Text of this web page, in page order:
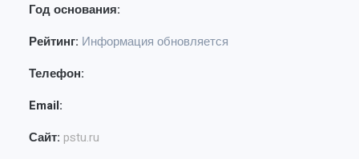
Год основания:
Рейтинг: Информация обновляется
Телефон:
Email:
Сайт: pstu.ru